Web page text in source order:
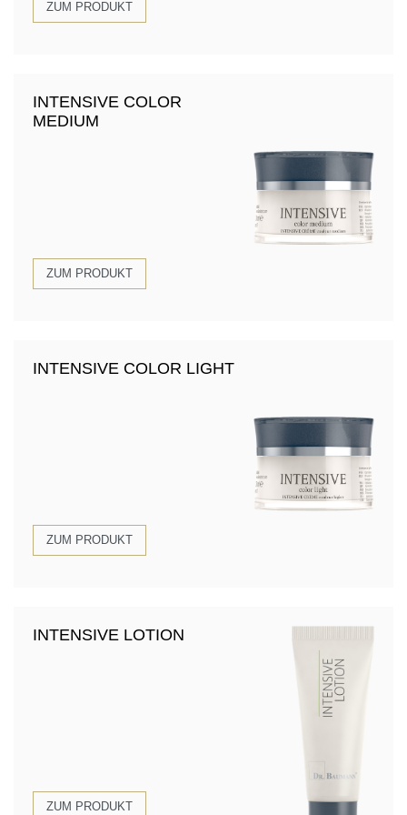
ZUM PRODUKT
INTENSIVE COLOR
MEDIUM
ZUM PRODUKT
INTENSIVE COLOR LIGHT
ZUM PRODUKT
INTENSIVE LOTION
ZUM PRODUKT